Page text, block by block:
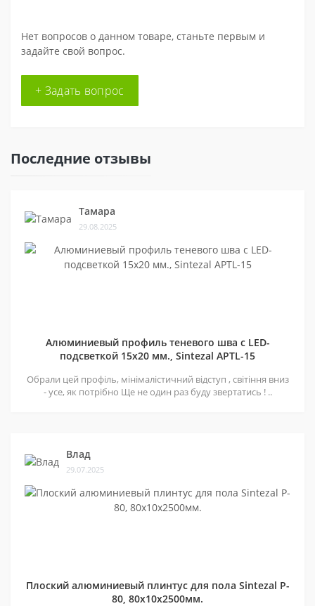
Нет вопросов о данном товаре, станьте первым и
задайте свой вопрос.
+ Задать вопрос
Последние отзывы
Тамара
29.08.2025
Алюминиевый профиль теневого шва c LED-
подсветкой 15х20 мм., Sintezal APTL-15
Обрали цей профіль, мінімалістичний відступ , світіння вниз
- усе, як потрібно Ще не один раз буду звертатись ! ..
Влад
29.07.2025
Плоский алюминиевый плинтус для пола Sintezal P-
80, 80х10х2500мм.